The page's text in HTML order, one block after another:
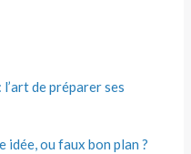
de préparer ses
ou faux bon plan ?